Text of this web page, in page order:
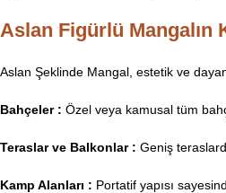
Aslan Figürlü Mangalın
Aslan Şeklinde Mangal, estetik ve
Bahçeler : Özel veya kamusal tüm
Teraslar ve Balkonlar : Geniş
Kamp Alanları : Portatif yapısı